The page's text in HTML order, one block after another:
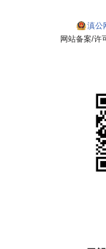
滇公
网站备案/许